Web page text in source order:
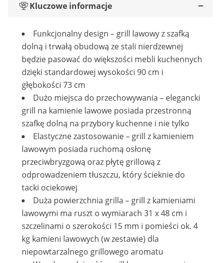
Kluczowe informacje
Funkcjonalny design – grill lawowy z szafką
dolną i trwałą obudową ze stali nierdzewnej
będzie pasować do większości mebli kuchennych
dzięki standardowej wysokości 90 cm i
głębokości 73 cm
Dużo miejsca do przechowywania – elegancki
grill na kamienie lawowe posiada przestronną
szafkę dolną na przybory kuchenne i nie tylko
Elastyczne zastosowanie – grill z kamieniem
lawowym posiada ruchomą osłonę
przeciwbryzgową oraz płytę grillową z
odprowadzeniem tłuszczu, który ścieknie do
tacki ociekowej
Duża powierzchnia grilla – grill z kamieniami
lawowymi ma ruszt o wymiarach 31 x 48 cm i
szczelinami o szerokości 15 mm i pomieści ok. 4
kg kamieni lawowych (w zestawie) dla
niepowtarzalnego grillowego aromatu